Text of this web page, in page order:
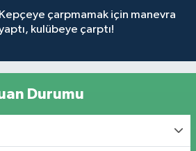
Kepçeye çarpmamak için manevra
kulübeye çarptı!
Durumu